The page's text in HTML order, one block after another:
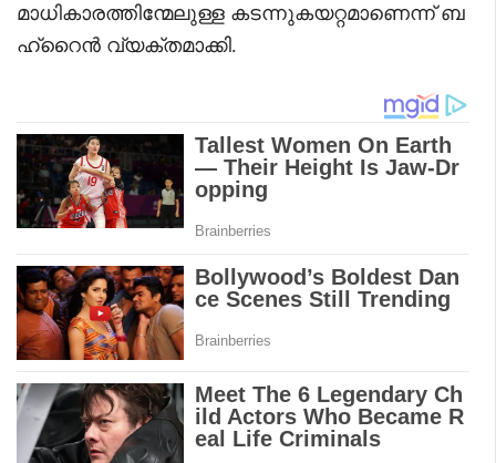
മാധികാരത്തിന്മേലുള്ള കടന്നുകയറ്റമാണെന്ന് ബ
ഹ്റൈൻ വ്യക്തമാക്കി.